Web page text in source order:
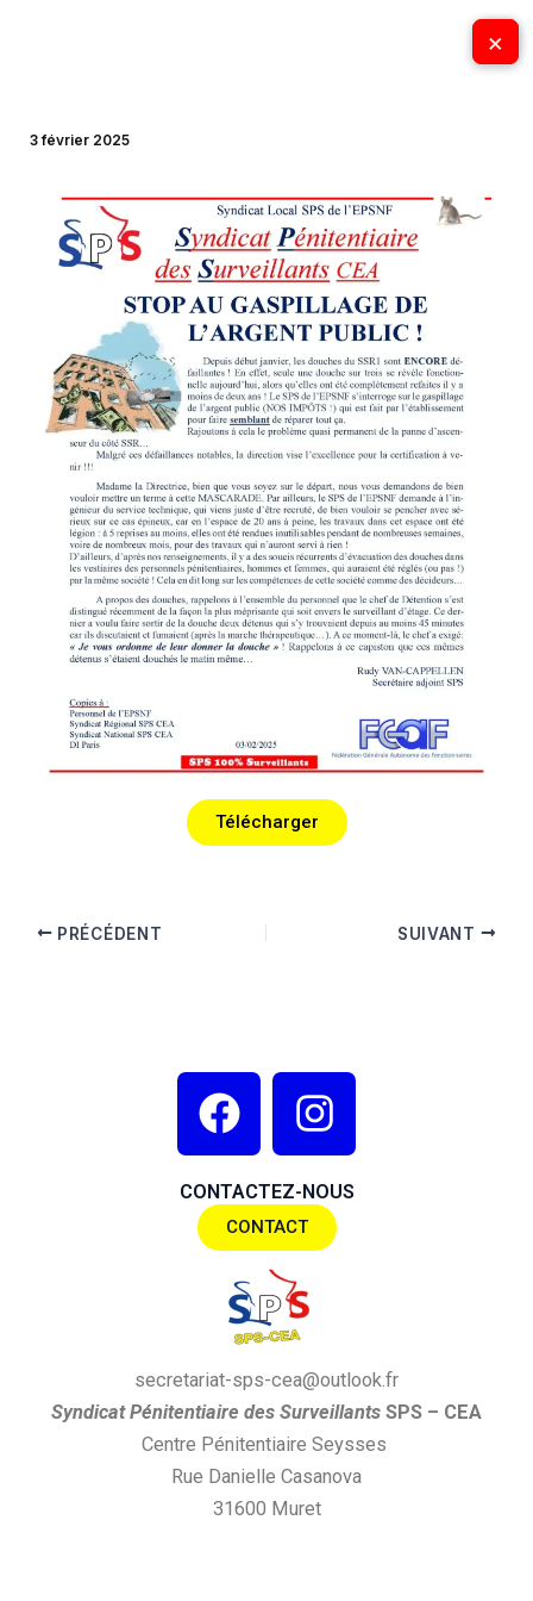
×
3 février 2025
Télécharger
PRÉCÉDENT SUIVANT
F
a
c
e
b
o
o
k
I
n
s
t
a
a
m
CONTACTEZ-NOUS
CONTACT
secretariat-sps-cea@outlook.fr
SyndicatPénitentiaire des Surveillants SPS – CEA
Centre Pénitentiaire Seysses
Rue Danielle Casanova
31600 Muret
×